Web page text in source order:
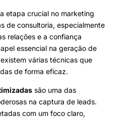
etapa crucial no marketing
de consultoria, especialmente
relações e a confiança
essencial na geração de
várias técnicas que
de forma eficaz.
são uma das
na captura de leads.
com um foco claro,